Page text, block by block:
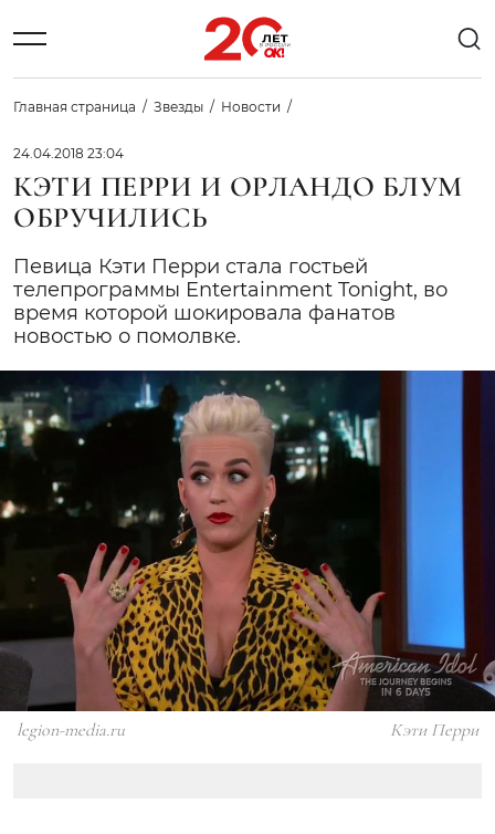
Главная страница Звезды Новости
24.04.2018 23:04
КЭТИ ПЕРРИ И ОРЛАНДО БЛУМ
ОБРУЧИЛИСЬ
Певица Кэти Перри стала гостьей
телепрограммы Entertainment Tonight, во
время которой шокировала фанатов
новостью о помолвке.
legion-media.ru Кэти Перри